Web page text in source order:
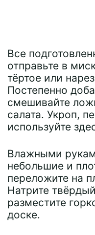
Все
отправьте в
тёртое или
Постепенно
смешивайте
салата. Укроп,
используйте
Влажными
небольшие и
переложите на
Натрите
разместите
доске.